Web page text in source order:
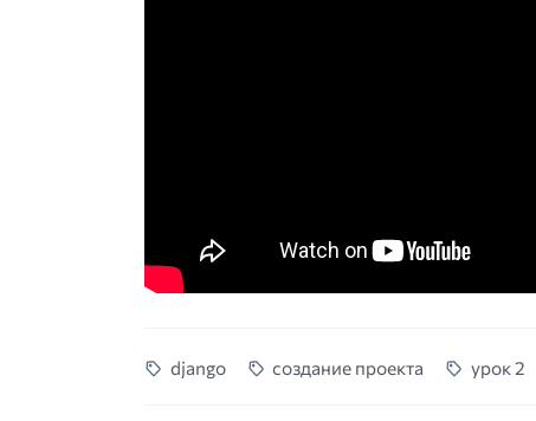
django создание проекта урок 2